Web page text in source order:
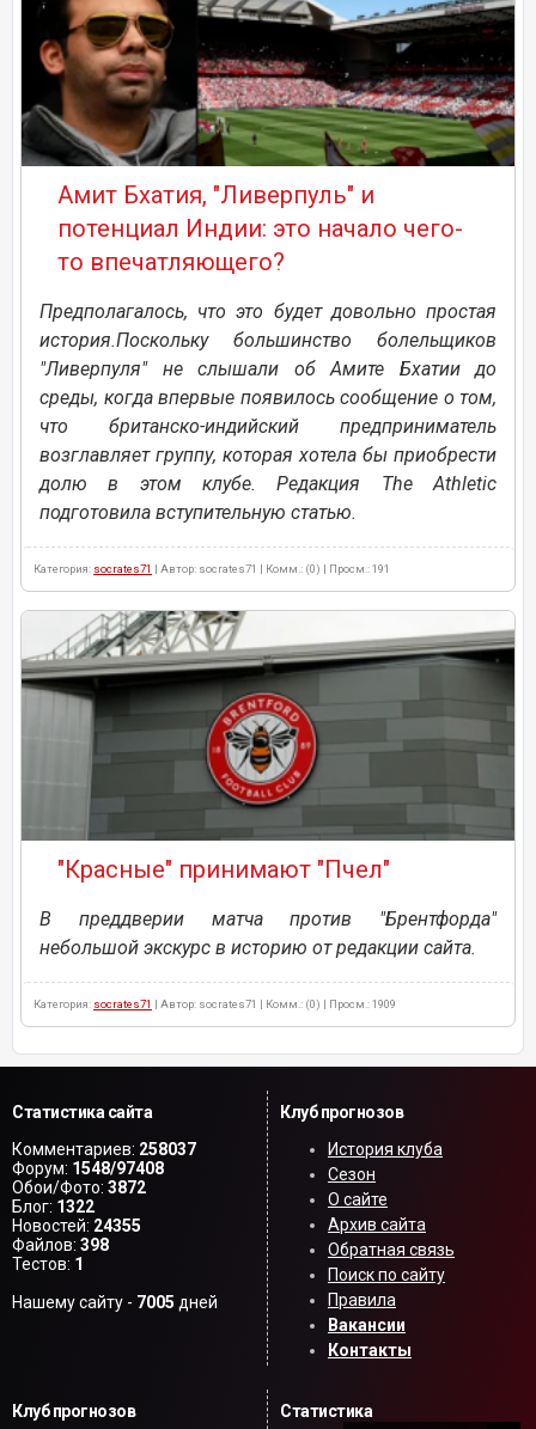
Амит Бхатия, "Ливерпуль" и
потенциал Индии: это начало чего-
то впечатляющего?
Предполагалось, что это будет довольно простая
история.Поскольку большинство болельщиков
"Ливерпуля" не слышали об Амите Бхатии до
среды, когда впервые появилось сообщение о том,
что британско-индийский предприниматель
возглавляет группу, которая хотела бы приобрести
долю в этом клубе. Редакция The Athletic
подготовила вступительную статью.
Категория: socrates71 | Автор: socrates71 | Комм.: (0) | Просм.: 191
"Красные" принимают "Пчел"
В преддверии матча против "Брентфорда"
небольшой экскурс в историю от редакции сайта.
Категория: socrates71 | Автор: socrates71 | Комм.: (0) | Просм.: 1909
Статистика сайта
Комментариев: 258037
Форум: 1548/97408
Обои/Фото: 3872
Блог: 1322
Новостей: 24355
Файлов: 398
Тестов: 1
Нашему сайту - 7005 дней
Клуб прогнозов
История клуба
Сезон
О сайте
Архив сайта
Обратная связь
Поиск по сайту
Правила
Вакансии
Контакты
Клуб прогнозов Статистика